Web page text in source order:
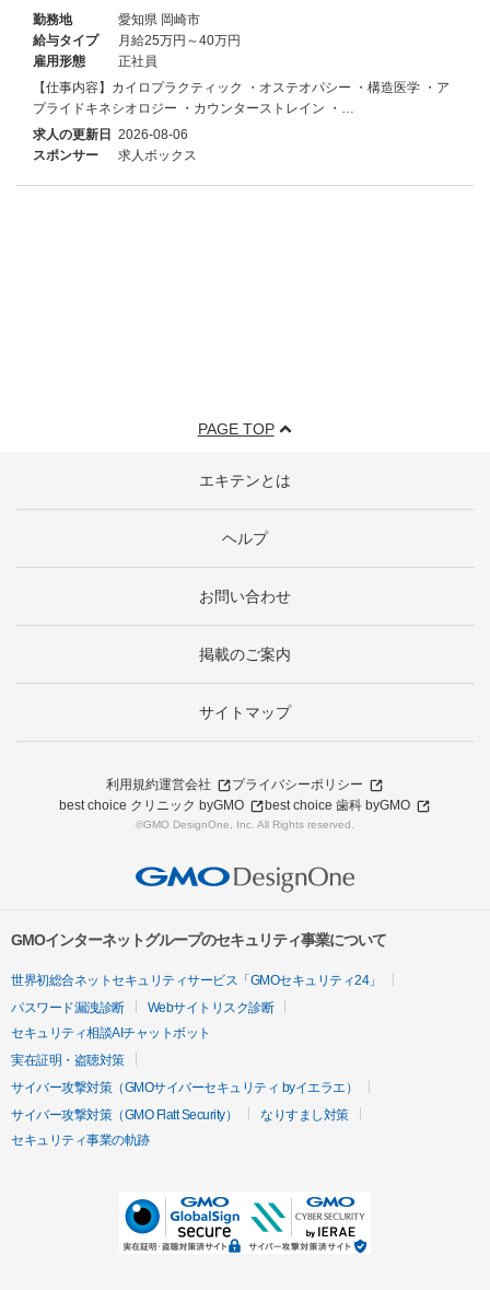
勤務地
愛知県 岡崎市
給与タイプ
月給25万円～40万円
雇用形態
正社員
【仕事内容】カイロプラクティック ・オステオパシー ・構造医学 ・ア
プライドキネシオロジー ・カウンターストレイン ・…
求人の更新日 2026-08-06
スポンサー
求人ボックス
PAGE TOP
エキテンとは
ヘルプ
お問い合わせ
掲載のご案内
サイトマップ
利用規約運営会社
プライバシーポリシー
best choice クリニック byGMO
best choice 歯科 byGMO
©GMO DesignOne, Inc. All Rights reserved.
GMOインターネットグループのセキュリティ事業について
世界初総合ネットセキュリティサービス「GMOセキュリティ24」
パスワード漏洩診断
Webサイトリスク診断
セキュリティ相談AIチャットボット
実在証明・盗聴対策
サイバー攻撃対策（GMOサイバーセキュリティ byイエラエ）
サイバー攻撃対策（GMO Flatt Security）
なりすまし対策
セキュリティ事業の軌跡